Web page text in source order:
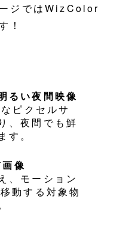
ジではWizColor
！
るい夜間映像
ピクセルサ
、夜間でも鮮
す。
像
、モーション
動する対象物